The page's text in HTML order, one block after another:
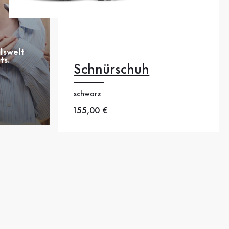
Schnürschuh
schwarz
Neuer Preis
155,00 €